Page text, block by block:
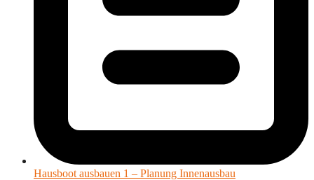
Hausboot ausbauen 1 – Planung Innenausbau